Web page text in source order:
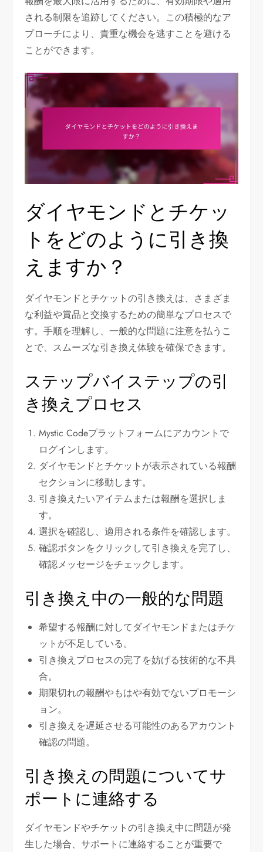
される制限を追跡してください。この積極的なア
プローチにより、貴重な機会を逃すことを避ける
ことができます。
ダイヤモンドとチケッ
トをどのように引き換
えますか？
ダイヤモンドとチケットの引き換えは、さまざま
な利益や賞品と交換するための簡単なプロセスで
す。手順を理解し、一般的な問題に注意を払うこ
とで、スムーズな引き換え体験を確保できます。
ステップバイステップの引
き換えプロセス
Mystic Codeプラットフォームにアカウントで
ログインします。
ダイヤモンドとチケットが表示されている報酬
セクションに移動します。
引き換えたいアイテムまたは報酬を選択しま
す。
選択を確認し、適用される条件を確認します。
確認ボタンをクリックして引き換えを完了し、
確認メッセージをチェックします。
引き換え中の一般的な問題
希望する報酬に対してダイヤモンドまたはチケ
ットが不足している。
引き換えプロセスの完了を妨げる技術的な不具
合。
期限切れの報酬やもはや有効でないプロモーシ
ョン。
引き換えを遅延させる可能性のあるアカウント
確認の問題。
引き換えの問題についてサ
ポートに連絡する
ダイヤモンドやチケットの引き換え中に問題が発
生した場合、サポートに連絡することが重要で